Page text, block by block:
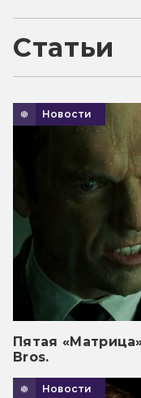
Статьи
Новости
Пятая
Bros.
Новости